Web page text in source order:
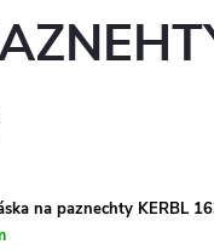
na paznechty KERBL